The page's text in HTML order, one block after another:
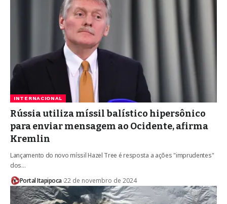
INTERNACIONAL
Rússia utiliza míssil balístico hipersônico
para enviar mensagem ao Ocidente, afirma
Kremlin
Lançamento do novo míssil Hazel Tree é resposta a ações "imprudentes"
dos…
Portal Itapipoca 22 de novembro de 2024